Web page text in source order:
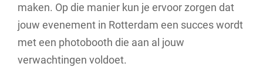
maken. Op die manier kun je ervoor zorgen dat
jouw evenement in Rotterdam een succes wordt
met een photobooth die aan al jouw
verwachtingen voldoet.